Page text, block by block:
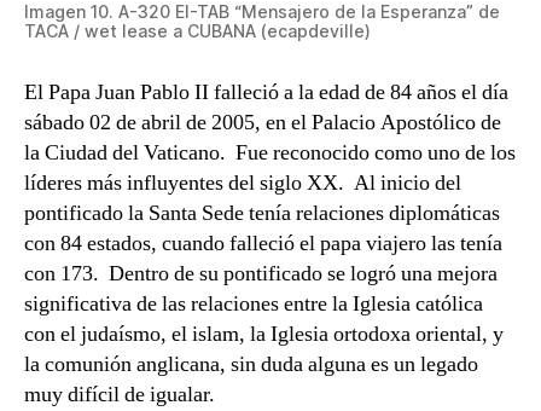
Imagen 10. A-320 EI-TAB “Mensajero de la Esperanza” de
TACA / wet lease a CUBANA (ecapdeville)
El Papa Juan Pablo II falleció a la edad de 84 años el día
sábado 02 de abril de 2005, en el Palacio Apostólico de
la Ciudad del Vaticano. Fue reconocido como uno de los
líderes más influyentes del siglo XX. Al inicio del
pontificado la Santa Sede tenía relaciones diplomáticas
con 84 estados, cuando falleció el papa viajero las tenía
con 173. Dentro de su pontificado se logró una mejora
significativa de las relaciones entre la Iglesia católica
con el judaísmo, el islam, la Iglesia ortodoxa oriental, y
la comunión anglicana, sin duda alguna es un legado
muy difícil de igualar.